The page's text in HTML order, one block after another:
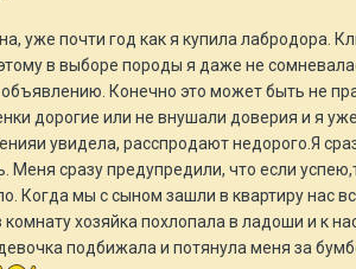
уже почти год как я купила лабродора.
в выборе породы я даже не
Конечно это может быть не
дорогие или не внушали доверия и я
увидела, расспродают недорого.Я
Меня сразу предупредили, что если
Когда мы с сыном зашли в квартиру нас
хозяйка похлопала в ладоши и к
подбижала и потянула меня за